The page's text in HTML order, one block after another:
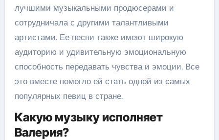
лучшими музыкальными продюсерами и
сотрудничала с другими талантливыми
артистами. Ее песни также имеют широкую
аудиторию и удивительную эмоциональную
способность передавать чувства и эмоции. Все
это вместе помогло ей стать одной из самых
популярных певиц в стране.
Какую музыку исполняет
Валерия?